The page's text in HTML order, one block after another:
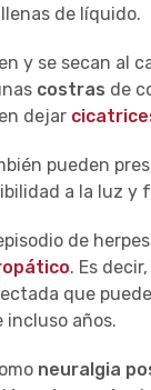
llenas de líquido.
y se secan al
costras de
dejar
pueden
a la luz y
de
. Es
que
incluso años.
neuralgia